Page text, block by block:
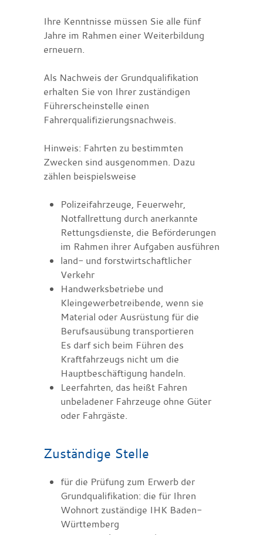
Ihre Kenntnisse müssen Sie alle fünf
Jahre im Rahmen einer Weiterbildung
erneuern.
Als Nachweis der Grundqualifikation
erhalten Sie von Ihrer zuständigen
Führerscheinstelle einen
Fahrerqualifizierungsnachweis.
Hinweis: Fahrten zu bestimmten
Zwecken sind ausgenommen. Dazu
zählen beispielsweise
Polizeifahrzeuge, Feuerwehr,
Notfallrettung durch anerkannte
Rettungsdienste, die Beförderungen
im Rahmen ihrer Aufgaben ausführen
land- und forstwirtschaftlicher
Verkehr
Handwerksbetriebe und
Kleingewerbetreibende, wenn sie
Material oder Ausrüstung für die
Berufsausübung transportieren
Es darf sich beim Führen des
Kraftfahrzeugs nicht um die
Hauptbeschäftigung handeln.
Leerfahrten, das heißt Fahren
unbeladener Fahrzeuge ohne Güter
oder Fahrgäste.
Zuständige Stelle
für die Prüfung zum Erwerb der
Grundqualifikation: die für Ihren
Wohnort zuständige IHK Baden-
Württemberg